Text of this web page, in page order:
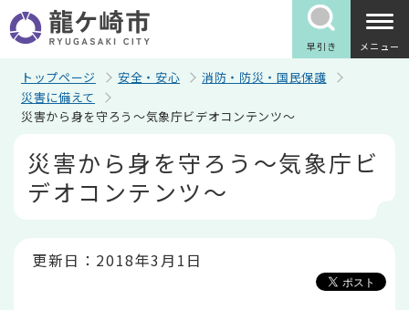
の
ペ
早引き メニュー
トップページ 安全・安心
消防・防災・国民保護
災害に備えて
災害から身を守ろう～気象庁ビデオコンテンツ～
災害から身を守ろう～気象庁ビ
デオコンテンツ～
更新日：2018年3月1日